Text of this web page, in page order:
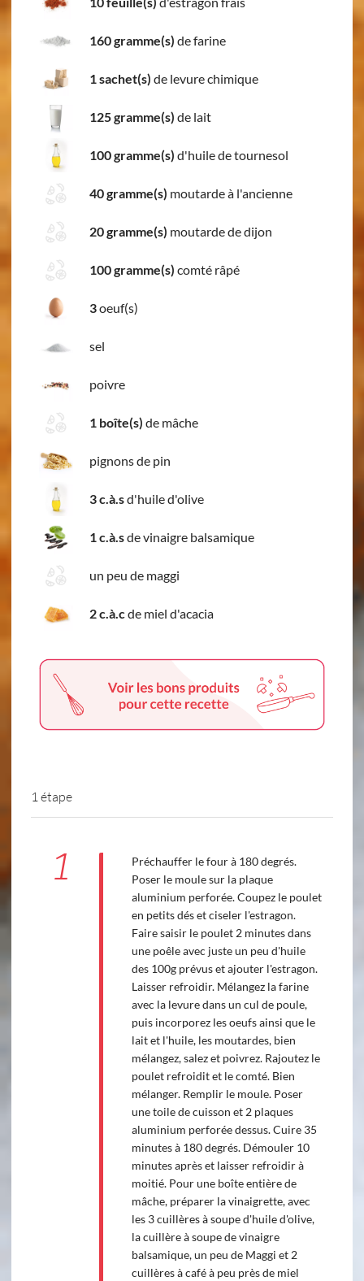
160 gramme(s) de farine
1 sachet(s) de levure chimique
125 gramme(s) de lait
100 gramme(s) d'huile de tournesol
40 gramme(s) moutarde à l'ancienne
20 gramme(s) moutarde de dijon
100 gramme(s) comté râpé
3oeuf(s)
sel
poivre
1 boîte(s) de mâche
pignons de pin
3 c.à.sd'huile d'olive
1 c.à.sde vinaigre balsamique
un peu de maggi
2 c.à.cde miel d'acacia
1 étape
1
Préchauffer le four à 180 degrés.
Poser le moule sur la plaque
aluminium perforée. Coupez le poulet
en petits dés et ciseler l'estragon.
Faire saisir le poulet 2 minutes dans
une poêle avec juste un peu d'huile
des 100g prévus et ajouter l'estragon.
Laisser refroidir. Mélangez la farine
avec la levure dans un cul de poule,
puis incorporez les oeufs ainsi que le
lait et l'huile, les moutardes, bien
mélangez, salez et poivrez. Rajoutez le
poulet refroidit et le comté. Bien
mélanger. Remplir le moule. Poser
une toile de cuisson et 2 plaques
aluminium perforée dessus. Cuire 35
minutes à 180 degrés. Démouler 10
minutes après et laisser refroidir à
moitié. Pour une boîte entière de
mâche, préparer la vinaigrette, avec
les 3 cuillères à soupe d'huile d'olive,
la cuillère à soupe de vinaigre
balsamique, un peu de Maggi et 2
cuillères à café à peu près de miel